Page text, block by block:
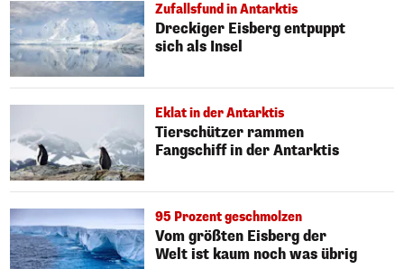
Zufallsfund in Antarktis
Dreckiger Eisberg entpuppt
sich als Insel
Eklat in der Antarktis
Tierschützer rammen
Fangschiff in der Antarktis
95 Prozent geschmolzen
Vom größten Eisberg der
Welt ist kaum noch was übrig